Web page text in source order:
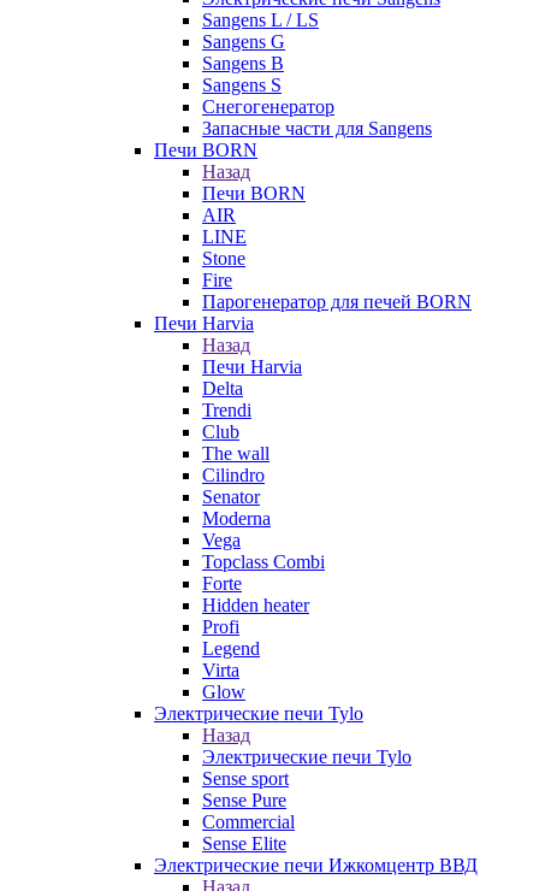
Sangens L / LS
Sangens G
Sangens B
Sangens S
Снегогенератор
Запасные части для Sangens
Печи BORN
Назад
Печи BORN
AIR
LINE
Stone
Fire
Парогенератор для печей BORN
Печи Harvia
Назад
Печи Harvia
Delta
Trendi
Club
The wall
Cilindro
Senator
Moderna
Vega
Topclass Combi
Forte
Hidden heater
Profi
Legend
Virta
Glow
Электрические печи Tylo
Назад
Электрические печи Tylo
Sense sport
Sense Pure
Commercial
Sense Elite
Электрические печи Ижкомцентр ВВД
Назад